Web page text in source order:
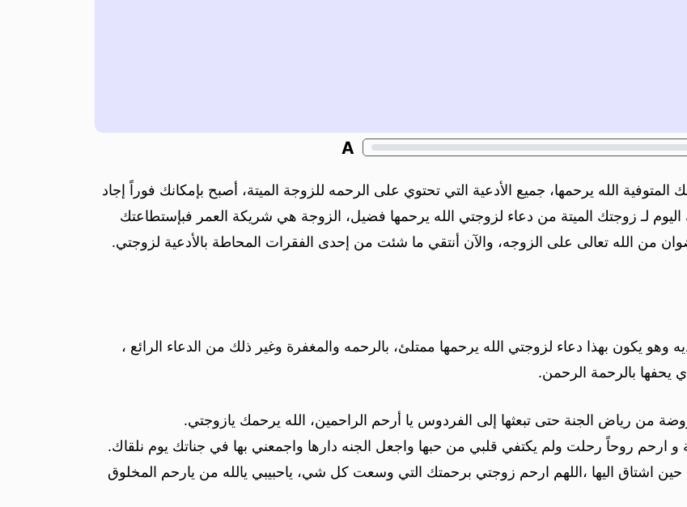
A
المتوفية الله يرحمها، جميع الأدعية التي تحتوي على الرحمه للزوجة الميتة، أصبح بإمكانك فوراً إجاد
لـ زوجتك الميتة من دعاء لزوجتي الله يرحمها فضيل، الزوجة هي شريكة العمر فبإستطاعتك
من الله تعالى على الزوجه، والآن أنتقي ما شئت من إحدى الفقرات المحاطة بالأدعية لزوجتي.
وهو يكون بهذا دعاء لزوجتي الله يرحمها ممتلئ، بالرحمه والمغفرة وغير ذلك من الدعاء الرائع ،
يحفها بالرحمة الرحمن.
من رياض الجنة حتى تبعثها إلى الفردوس يا أرحم الراحمين، الله يرحمك يازوجتي.
و ارحم روحاً رحلت ولم يكتفي قلبي من حبها واجعل الجنه دارها واجمعني بها في جناتك يوم نلقاك.
اشتاق اليها ،اللهم ارحم زوجتي برحمتك التي وسعت كل شي، ياحبيبي يالله من يارحم المخلوق